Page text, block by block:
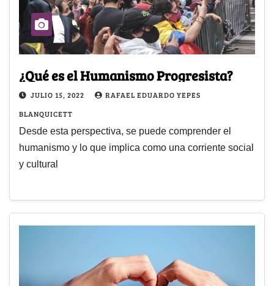
¿Qué es el Humanismo Progresista?
JULIO 15, 2022
RAFAEL EDUARDO YEPES
BLANQUICETT
Desde esta perspectiva, se puede comprender el
humanismo y lo que implica como una corriente social
y cultural